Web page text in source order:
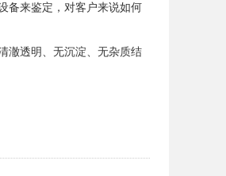
备来鉴定，对客户来说如何
澈透明、无沉淀、无杂质结